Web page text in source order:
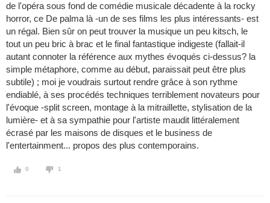
de l'opéra sous fond de comédie musicale décadente à la rocky
horror, ce De palma là -un de ses films les plus intéressants- est
un régal. Bien sûr on peut trouver la musique un peu kitsch, le
tout un peu bric à brac et le final fantastique indigeste (fallait-il
autant connoter la référence aux mythes évoqués ci-dessus? la
simple métaphore, comme au début, paraissait peut être plus
subtile) ; moi je voudrais surtout rendre grâce à son rythme
endiablé, à ses procédés techniques terriblement novateurs pour
l'évoque -split screen, montage à la mitraillette, stylisation de la
lumière- et à sa sympathie pour l'artiste maudit littéralement
écrasé par les maisons de disques et le business de
l'entertainment... propos des plus contemporains.
0 1